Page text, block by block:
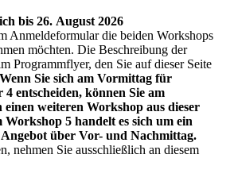
bis 26. August 2026
Anmeldeformular die beiden Workshops
möchten. Die Beschreibung der
Programmflyer, den Sie auf dieser Seite
Wenn Sie sich am Vormittag für
entscheiden, können Sie am
weiteren Workshop aus dieser
Workshop 5 handelt es sich um ein
Angebot über Vor- und Nachmittag.
nehmen Sie ausschließlich an diesem